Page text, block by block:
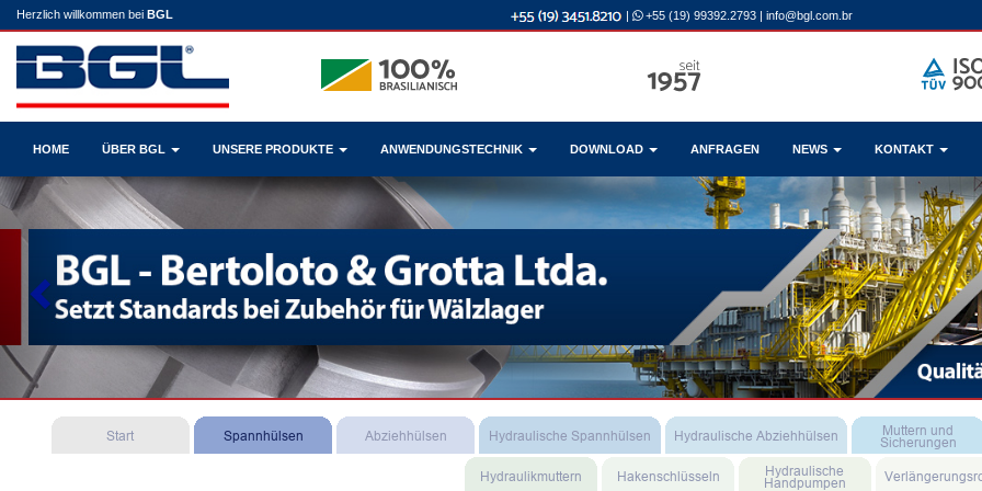
Herzlich willkommen bei BGL | +55 (19) 99392.2793 | info@bgl.com.br
HOME ÜBER BGL UNSERE PRODUKTE ANWENDUNGSTECHNIK DOWNLOAD ANFRAGEN NEWS KONTAKT
Previous